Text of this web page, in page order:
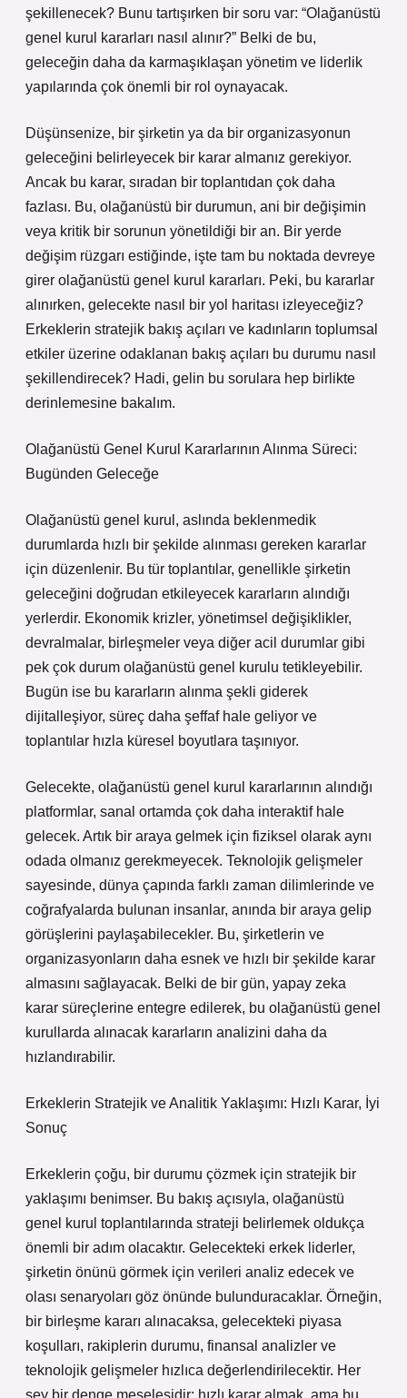
şekillenecek? Bunu tartışırken bir soru var: “Olağanüstü
genel kurul kararları nasıl alınır?” Belki de bu,
geleceğin daha da karmaşıklaşan yönetim ve liderlik
yapılarında çok önemli bir rol oynayacak.
Düşünsenize, bir şirketin ya da bir organizasyonun
geleceğini belirleyecek bir karar almanız gerekiyor.
Ancak bu karar, sıradan bir toplantıdan çok daha
fazlası. Bu, olağanüstü bir durumun, ani bir değişimin
veya kritik bir sorunun yönetildiği bir an. Bir yerde
değişim rüzgarı estiğinde, işte tam bu noktada devreye
girer olağanüstü genel kurul kararları. Peki, bu kararlar
alınırken, gelecekte nasıl bir yol haritası izleyeceğiz?
Erkeklerin stratejik bakış açıları ve kadınların toplumsal
etkiler üzerine odaklanan bakış açıları bu durumu nasıl
şekillendirecek? Hadi, gelin bu sorulara hep birlikte
derinlemesine bakalım.
Olağanüstü Genel Kurul Kararlarının Alınma Süreci:
Bugünden Geleceğe
Olağanüstü genel kurul, aslında beklenmedik
durumlarda hızlı bir şekilde alınması gereken kararlar
için düzenlenir. Bu tür toplantılar, genellikle şirketin
geleceğini doğrudan etkileyecek kararların alındığı
yerlerdir. Ekonomik krizler, yönetimsel değişiklikler,
devralmalar, birleşmeler veya diğer acil durumlar gibi
pek çok durum olağanüstü genel kurulu tetikleyebilir.
Bugün ise bu kararların alınma şekli giderek
dijitalleşiyor, süreç daha şeffaf hale geliyor ve
toplantılar hızla küresel boyutlara taşınıyor.
Gelecekte, olağanüstü genel kurul kararlarının alındığı
platformlar, sanal ortamda çok daha interaktif hale
gelecek. Artık bir araya gelmek için fiziksel olarak aynı
odada olmanız gerekmeyecek. Teknolojik gelişmeler
sayesinde, dünya çapında farklı zaman dilimlerinde ve
coğrafyalarda bulunan insanlar, anında bir araya gelip
görüşlerini paylaşabilecekler. Bu, şirketlerin ve
organizasyonların daha esnek ve hızlı bir şekilde karar
almasını sağlayacak. Belki de bir gün, yapay zeka
karar süreçlerine entegre edilerek, bu olağanüstü genel
kurullarda alınacak kararların analizini daha da
hızlandırabilir.
Erkeklerin Stratejik ve Analitik Yaklaşımı: Hızlı Karar, İyi
Sonuç
Erkeklerin çoğu, bir durumu çözmek için stratejik bir
yaklaşımı benimser. Bu bakış açısıyla, olağanüstü
genel kurul toplantılarında strateji belirlemek oldukça
önemli bir adım olacaktır. Gelecekteki erkek liderler,
şirketin önünü görmek için verileri analiz edecek ve
olası senaryoları göz önünde bulunduracaklar. Örneğin,
bir birleşme kararı alınacaksa, gelecekteki piyasa
koşulları, rakiplerin durumu, finansal analizler ve
teknolojik gelişmeler hızlıca değerlendirilecektir. Her
şey bir denge meselesidir; hızlı karar almak, ama bu